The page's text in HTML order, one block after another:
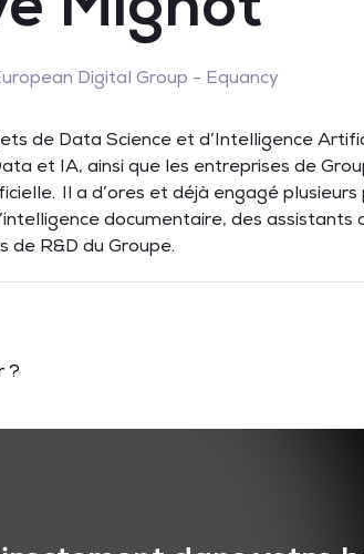
Digital Group - Equancy
de Data Science et d’Intelligence
et IA, ainsi que les entreprises de
Il a d’ores et déjà engagé
documentaire, des
de R&D du Groupe.
?